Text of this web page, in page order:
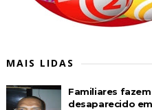
MAIS LIDAS
Familiares
desaparecido